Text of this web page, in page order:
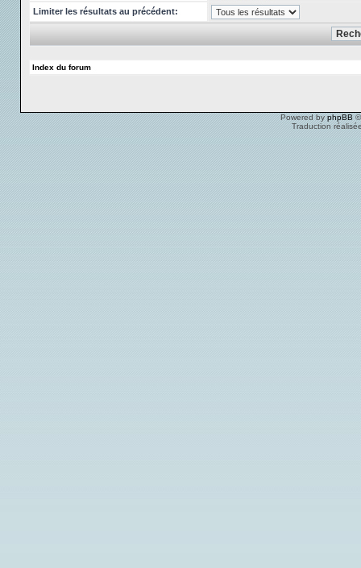
Limiter les résultats au précédent:
Index du forum
Powered by phpBB
Traduction